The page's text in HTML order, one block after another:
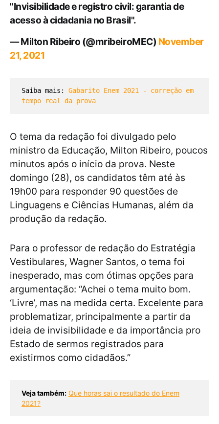
"Invisibilidade e registro civil: garantia de
acesso à cidadania no Brasil".
— Milton Ribeiro (@mribeiroMEC) November
21, 2021
Saiba mais: Gabarito Enem 2021 - correção em
tempo real da prova
O tema da redação foi divulgado pelo
ministro da Educação, Milton Ribeiro, poucos
minutos após o início da prova. Neste
domingo (28), os candidatos têm até às
19h00 para responder 90 questões de
Linguagens e Ciências Humanas, além da
produção da redação.
Para o professor de redação do Estratégia
Vestibulares, Wagner Santos, o tema foi
inesperado, mas com ótimas opções para
argumentação: “Achei o tema muito bom.
‘Livre’, mas na medida certa. Excelente para
problematizar, principalmente a partir da
ideia de invisibilidade e da importância pro
Estado de sermos registrados para
existirmos como cidadãos.”
Veja também: Que horas sai o resultado do Enem
2021?